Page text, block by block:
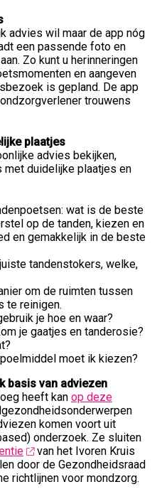
advies wil maar de app nóg
een passende foto en
Zo kunt u herinneringen
en aangeven
is gepland. De app
trouwens
plaatjes
advies bekijken,
duidelijke plaatjes en
wat is de beste
op de tanden, kiezen en
en gemakkelijk in de beste
tandenstokers, welke,
om de ruimten tussen
te reinigen.
je hoe en waar?
je gaatjes en tanderosie?
moet ik kiezen?
basis van adviezen
heeft kan op deze
komen voort uit
onderzoek. Ze sluiten
van het Ivoren Kruis
door de Gezondheidsraad
richtlijnen voor mondzorg.